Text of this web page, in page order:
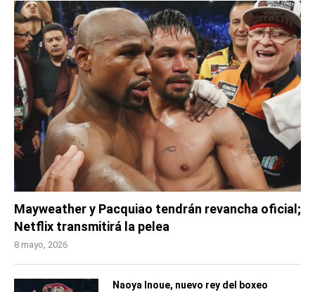
Mayweather y Pacquiao tendrán revancha oficial;
Netflix transmitirá la pelea
8 mayo, 2026
Naoya Inoue, nuevo rey del boxeo